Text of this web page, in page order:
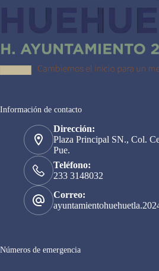
Información de contacto
Dirección:
Plaza Principal SN., Col.
Pue.
Teléfono:
233 3148032
Correo:
Números de emergencia